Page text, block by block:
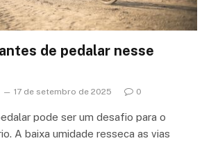
de pedalar nesse
17 de setembro de 2025 0
pode ser um desafio para o
A baixa umidade resseca as vias